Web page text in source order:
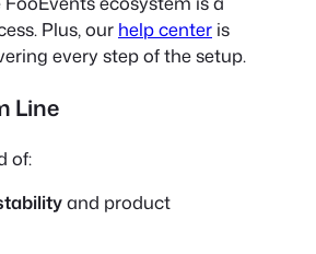
Plus, our help center is
every step of the setup.
Line
of:
and product